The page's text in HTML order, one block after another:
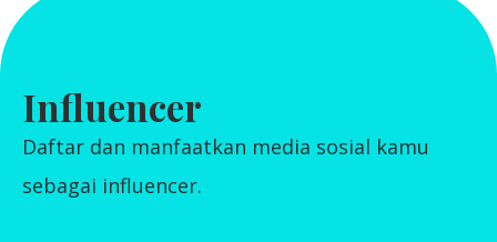
Influencer
Daftar dan manfaatkan media sosial kamu
sebagai influencer.